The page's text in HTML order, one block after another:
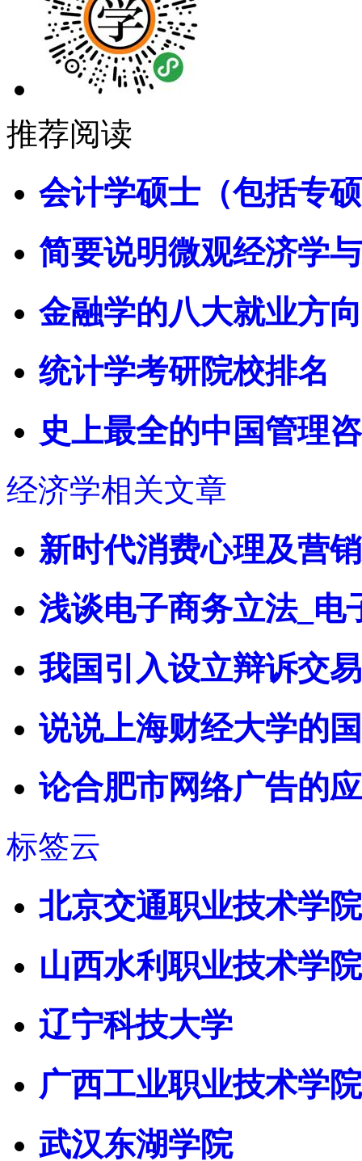
推荐阅读
会计学硕士（包括专
简要说明微观经济学
金融学的八大就业方
统计学考研院校排名
史上最全的中国管理
经济学相关文章
新时代消费心理及营
浅谈电子商务立法_电
我国引入设立辩诉交
说说上海财经大学的
论合肥市网络广告的
标签云
北京交通职业技术学院
山西水利职业技术学院
辽宁科技大学
广西工业职业技术学院
武汉东湖学院